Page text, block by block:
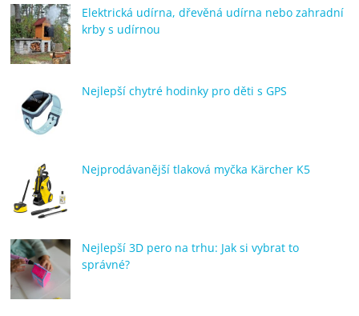
Elektrická udírna, dřevěná udírna nebo zahradní
krby s udírnou
Nejlepší chytré hodinky pro děti s GPS
Nejprodávanější tlaková myčka Kärcher K5
Nejlepší 3D pero na trhu: Jak si vybrat to
správné?